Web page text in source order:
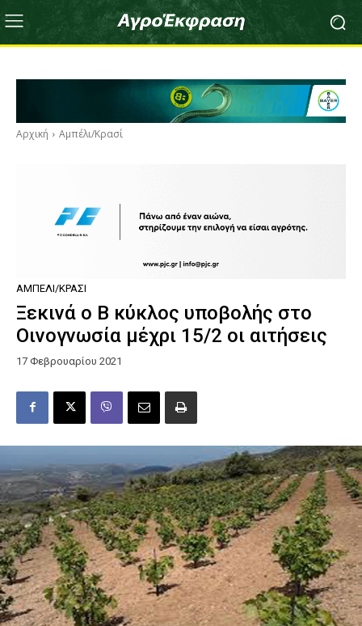
Αρχική Αμπέλι/Κρασί
ΑΜΠΈΛΙ/ΚΡΑΣΊ
Ξεκινά ο Β κύκλος υποβολής στο
Οινογνωσία μέχρι 15/2 οι αιτήσεις
17 Φεβρουαρίου 2021